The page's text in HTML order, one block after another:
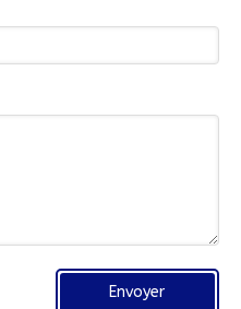
Envoyer